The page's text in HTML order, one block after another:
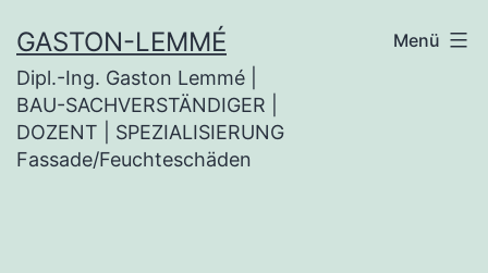
Inhalt
springen
GASTON-LEMMÉ
Dipl.-Ing. Gaston Lemmé |
BAU-SACHVERSTÄNDIGER |
DOZENT | SPEZIALISIERUNG
Fassade/Feuchteschäden
Menü